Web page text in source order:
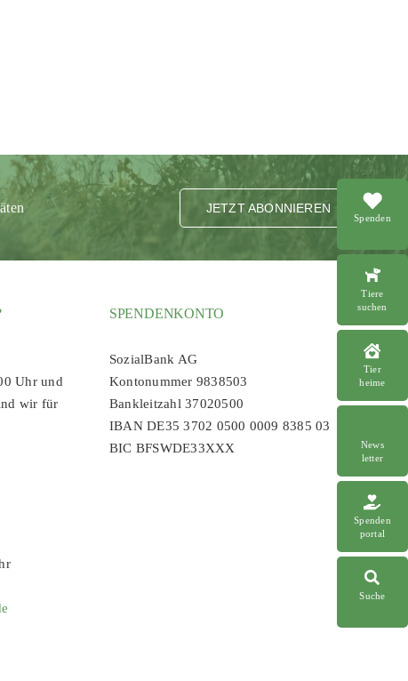
Spenden
Tiere
suchen
Tier
heime
News
letter
Spenden
portal
Suche
JETZT ABONNIEREN
Uhr und
wir für
SPENDENKONTO
SozialBank AG
Kontonummer 9838503
Bankleitzahl 37020500
IBAN DE35 3702 0500 0009 8385 03
BIC BFSWDE33XXX